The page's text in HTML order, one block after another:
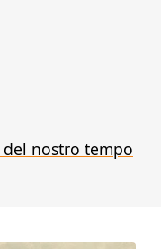
del nostro tempo